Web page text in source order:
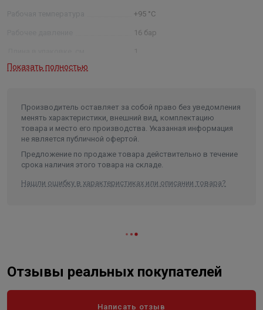
+95 °С
16 бар
Ширина в упаковке, см.
Вес в упаковке, кг 0.622
Объем 0.00098
Показать полностью
Производитель оставляет за собой право без уведомления
менять характеристики, внешний вид, комплектацию
товара и место его производства. Указанная информация
не является публичной офертой.
Предложение по продаже товара действительно в течение
срока наличия этого товара на складе.
Нашли ошибку в характеристиках или описании товара?
Отзывы реальных покупателей
Написать отзыв